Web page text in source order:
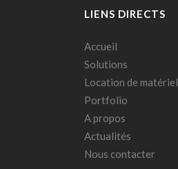
LIENS DIRECTS
Accueil
Solutions
Location de matériel
Portfolio
A propos
Actualités
Nous contacter